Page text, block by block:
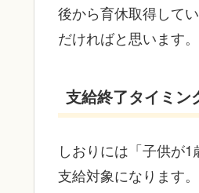
後から育休取得して
だければと思います。
支給終了タイミン
しおりには「子供が
支給対象になります